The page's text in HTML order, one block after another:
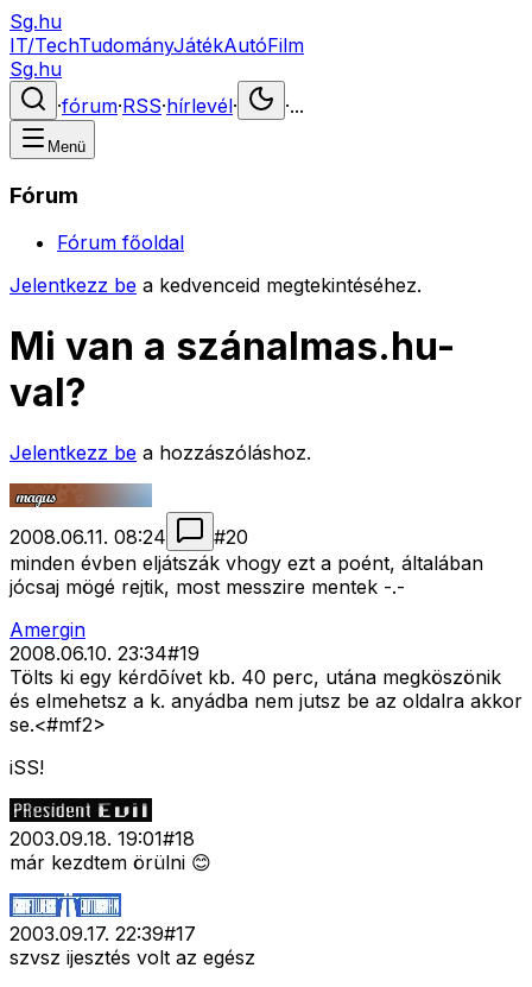
Sg.hu
IT/TechTudományJátékAutóFilm
Sg.hu
·fórum·RSS·hírlevél· ·...
Menü
Fórum
Fórum főoldal
Jelentkezz be a kedvenceid megtekintéséhez.
Mi van a szánalmas.hu-
val?
Jelentkezz be a hozzászóláshoz.
2008.06.11. 08:24 #20
minden évben eljátszák vhogy ezt a poént, általában
jócsaj mögé rejtik, most messzire mentek -.-
Amergin
2008.06.10. 23:34#19
Tölts ki egy kérdõívet kb. 40 perc, utána megköszönik
és elmehetsz a k. anyádba nem jutsz be az oldalra akkor
se.<#mf2>
iSS!
2003.09.18. 19:01#18
már kezdtem örülni 😊
2003.09.17. 22:39#17
szvsz ijesztés volt az egész